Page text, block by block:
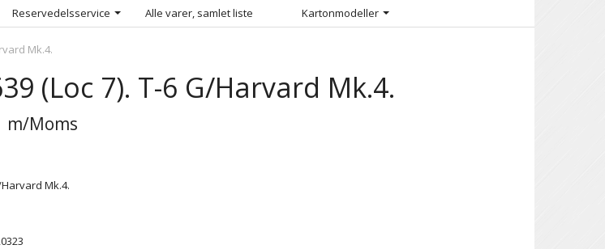
Reservedelsservice Alle varer, samlet liste Kartonmodeller
Mk.4.
(Loc 7). T-6 G/Harvard Mk.4.
m/Moms
Harvard Mk.4.